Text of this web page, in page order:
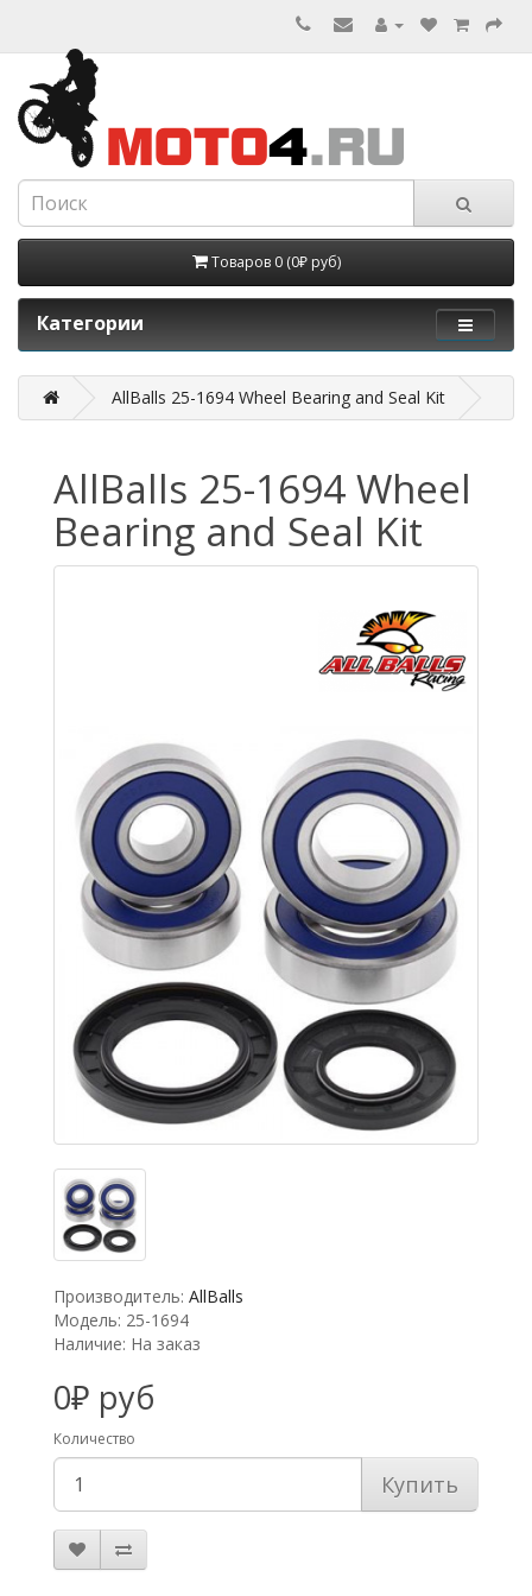
Товаров 0 (0₽ руб)
Категории
AllBalls 25-1694 Wheel Bearing and Seal Kit
AllBalls 25-1694 Wheel
Bearing and Seal Kit
Производитель: AllBalls
Модель: 25-1694
Наличие: На заказ
0₽ руб
Количество
Купить